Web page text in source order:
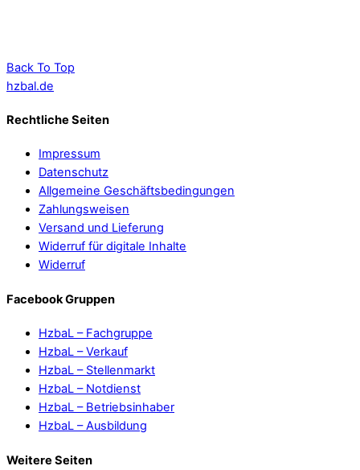
Back To Top
hzbal.de
Rechtliche Seiten
Impressum
Datenschutz
Allgemeine Geschäftsbedingungen
Zahlungsweisen
Versand und Lieferung
Widerruf für digitale Inhalte
Widerruf
Facebook Gruppen
HzbaL – Fachgruppe
HzbaL – Verkauf
HzbaL – Stellenmarkt
HzbaL – Notdienst
HzbaL – Betriebsinhaber
HzbaL – Ausbildung
Weitere Seiten